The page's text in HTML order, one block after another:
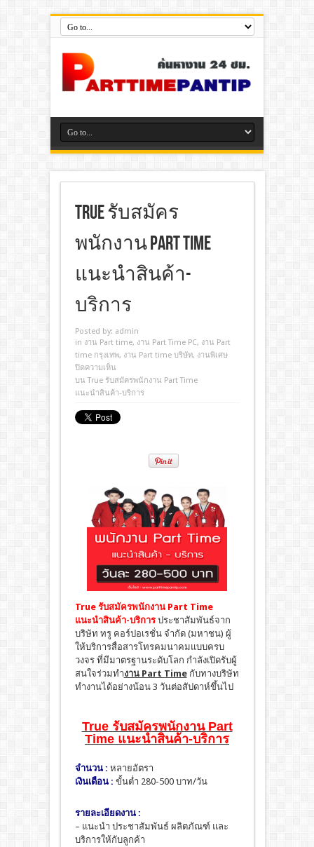
True รับสมัคร
พนักงาน Part Time
แนะนำสินค้า-
บริการ
Posted by: admin
in งาน Part time, งาน Part Time PC, งาน Part
time กรุงเทพ, งาน Part time บริษัท, งานพิเศษ
ปิดความเห็น
บน True รับสมัครพนักงาน Part Time
แนะนำสินค้า-บริการ
True รับสมัครพนักงาน Part Time
แนะนำสินค้า-บริการ ประชาสัมพันธ์จาก
บริษัท ทรู คอร์ปอเรชั่น จำกัด (มหาชน) ผู้
ให้บริการสื่อสารโทรคมนาคมแบบครบ
วงจร ที่มีมาตรฐานระดับโลก กำลังเปิดรับผู้
สนใจร่วมทำงาน Part Timeกับทางบริษัท
ทำงานได้อย่างน้อน 3 วันต่อสัปดาห์ขึ้นไป
True รับสมัครพนักงาน Part
Time แนะนำสินค้า-บริการ
จำนวน : หลายอัตรา
เงินเดือน : ขั้นต่ำ 280-500 บาท/วัน
รายละเอียดงาน :
– แนะนำ ประชาสัมพันธ์ ผลิตภัณฑ์ และ
บริการให้กับลูกค้า